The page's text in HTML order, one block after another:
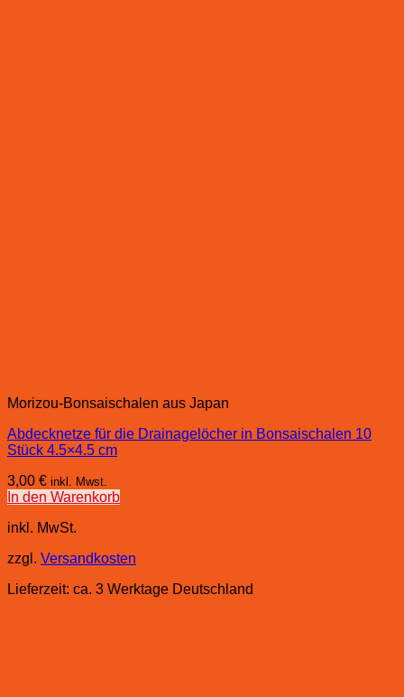
Morizou-Bonsaischalen aus Japan
Abdecknetze für die Drainagelöcher in Bonsaischalen 10
Stück 4.5×4.5 cm
3,00 € inkl. Mwst.
In den Warenkorb
inkl. MwSt.
zzgl. Versandkosten
Lieferzeit: ca. 3 Werktage Deutschland